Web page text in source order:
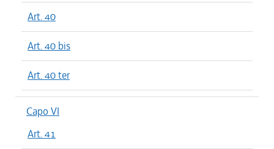
Art. 40
Art. 40 bis
Art. 40 ter
Capo VI
Art. 41